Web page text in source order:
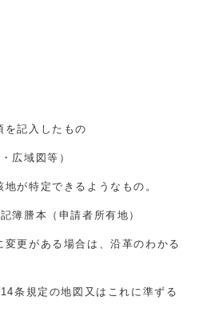
記入したもの
広域図等）
特定できるようなもの。
簿謄本（申請者所有地）
がある場合は、沿革のわかる
条規定の地図又はこれに準ずる